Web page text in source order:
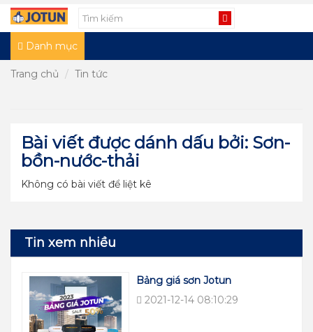
Danh mục
Trang chủ Tin tức
Bài viết được dánh dấu bởi: Sơn-
bồn-nước-thải
Không có bài viết để liệt kê
Tin xem nhiều
Bảng giá sơn Jotun
2021-12-14 08:10:29